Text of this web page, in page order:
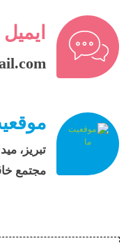
ایمیل
تبریز،
مجتمع